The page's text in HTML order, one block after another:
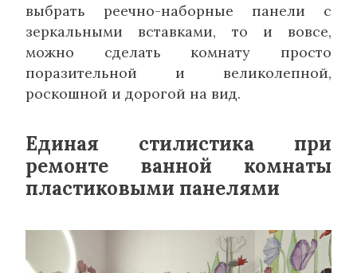
выбрать реечно-наборные панели с
зеркальными вставками, то и вовсе,
можно сделать комнату просто
поразительной и великолепной,
роскошной и дорогой на вид.
Единая стилистика при
ремонте ванной комнаты
пластиковыми панелями